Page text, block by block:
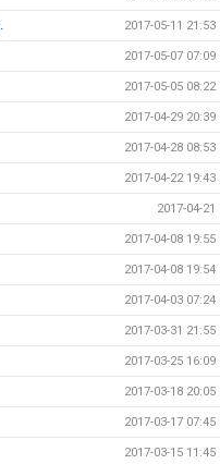
2017-05-11 21:53
2017-05-07 07:09
2017-05-05 08:22
2017-04-29 20:39
2017-04-28 08:53
2017-04-22 19:43
2017-04-21
2017-04-08 19:55
2017-04-08 19:54
2017-04-03 07:24
2017-03-31 21:55
2017-03-25 16:09
2017-03-18 20:05
2017-03-17 07:45
2017-03-15 11:45